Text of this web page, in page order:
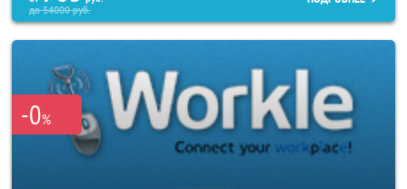
до54000руб.
-0%